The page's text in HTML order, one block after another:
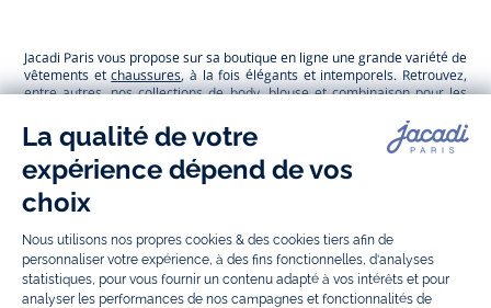
Jacadi Paris vous propose sur sa boutique en ligne une grande variété de
vêtements etchaussures, à la fois élégants et intemporels. Retrouvez,
entre autres, nos collections de body, blouse et combinaison pour les
chaussettes et accessoires pour les
de 1 mois à 12 ans.
Découvrez nos collections mode et tendance pour filles et garçons.
Grâce àJacadi Seconde Vie, donnez une seconde vie à vos articles pour
enfants. Profitez aussi de nos collections spéciales fête de fin d’année et
trouvez des idées
Retrouvez nos idées
Bénéficiez également de prix réduits avec nos collections spéciales de
vêtements enfants en soldeset de notrecollection Outlettoute l’année.
Guettez lespromotions Prix Doux, une opération spéciale Jacadi avec
des vêtements enfant à prix tout ronds. Adhérez au programme de
Fidélité Jacadi afin de profiter desventes privées. Retrouvez la collection